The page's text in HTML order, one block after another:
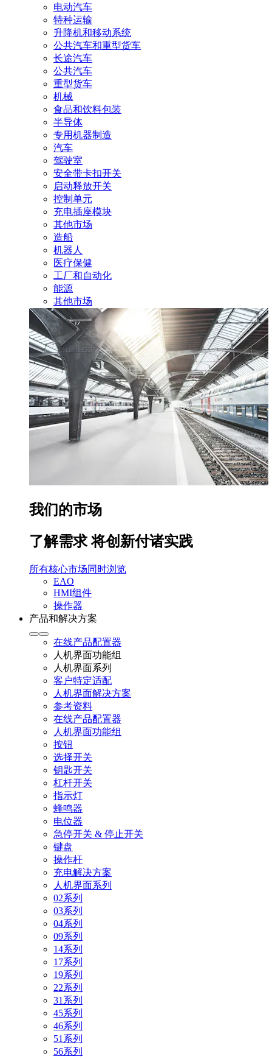
电动汽车
特种运输
升降机和移动系统
公共汽车和重型货车
长途汽车
公共汽车
重型货车
机械
食品和饮料包装
半导体
专用机器制造
汽车
驾驶室
安全带卡扣开关
启动释放开关
控制单元
充电插座模块
其他市场
造船
机器人
医疗保健
工厂和自动化
能源
其他市场
我们的市场
了解需求 将创新付诸实践
所有核心市场同时浏览
EAO
HMI组件
操作器
产品和解决方案
在线产品配置器
人机界面功能组
人机界面系列
客户特定适配
人机界面解决方案
参考资料
在线产品配置器
人机界面功能组
按钮
选择开关
钥匙开关
杠杆开关
指示灯
蜂鸣器
电位器
急停开关 & 停止开关
键盘
操作杆
充电解决方案
人机界面系列
02系列
03系列
04系列
09系列
14系列
17系列
19系列
22系列
31系列
45系列
46系列
51系列
56系列